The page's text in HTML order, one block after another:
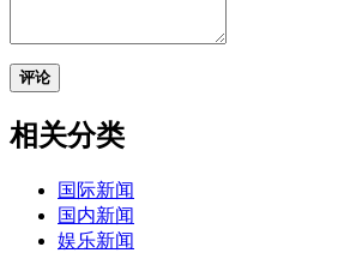
评论
相关分类
国际新闻
国内新闻
娱乐新闻